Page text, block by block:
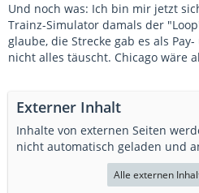
Und noch was: Ich bin mir jetzt
Trainz-Simulator damals der
glaube, die Strecke gab es als
nicht alles täuscht. Chicago wäre
Externer Inhalt
Inhalte von externen Seiten
nicht automatisch geladen und
Alle externen